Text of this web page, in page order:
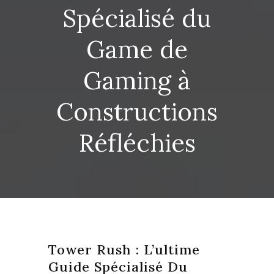
Spécialisé du
Game de
Gaming à
Constructions
Réfléchies
Tower Rush : L’ultime
Guide Spécialisé Du